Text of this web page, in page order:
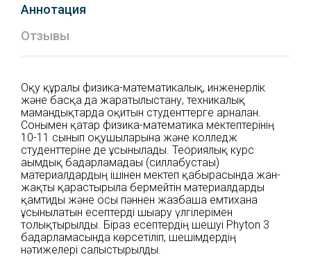
Аннотация
Отзывы
Оқу құралы физика-математикалық, инженерлік
және басқа да жаратылыстану, техникалық
мамандықтарда оқитын студенттерге арналған.
Сонымен қатар физика-математика мектептерінің
10-11 сынып оқушыларына және колледж
студенттеріне де ұсынылады. Теориялық курс
ағымдық бағдарламадағы (силлабустағы)
материалдардың ішінен мектеп қабырғасында жан-
жақты қарастырыла бермейтін материалдарды
қамтиды және осы пәннен жазбаша емтиханға
ұсынылатын есептерді шығару үлгілерімен
толықтырылды. Біраз есептердің шешуі Phyton 3
бағдарламасында көрсетіліп, шешімдердің
нәтижелері салыстырылды.